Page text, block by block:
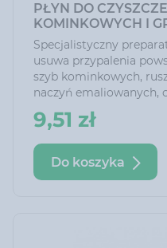
PŁYN DO
KOMINKOWYCH I
SPRAYU 500 ML
Specjalistyczny
usuwa przypalenia
szyb kominkowych,
naczyń emaliowanych,
żaroodpornych i ze stali
piekarnikach i w
9,51 zł
Do koszyka